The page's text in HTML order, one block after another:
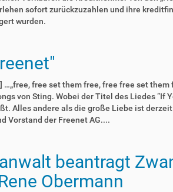
sofort zurückzuzahlen und ihre
wurden.
…„free, free set them free, free free set
von Sting. Wobei der Titel des Liedes “If
Alles andere als die große Liebe ist
Vorstand der Freenet AG....
beantragt
Obermann